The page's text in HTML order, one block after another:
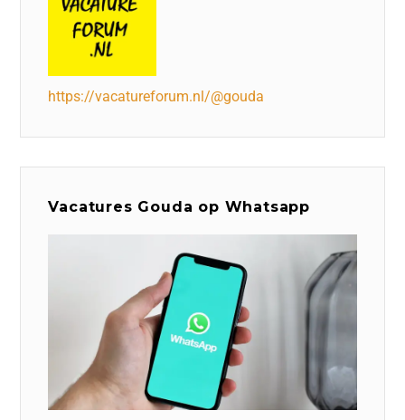
https://vacatureforum.nl/@gouda
Vacatures Gouda op Whatsapp